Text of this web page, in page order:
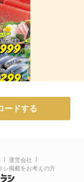
ードする
運営会社
シ掲載をお考えの方